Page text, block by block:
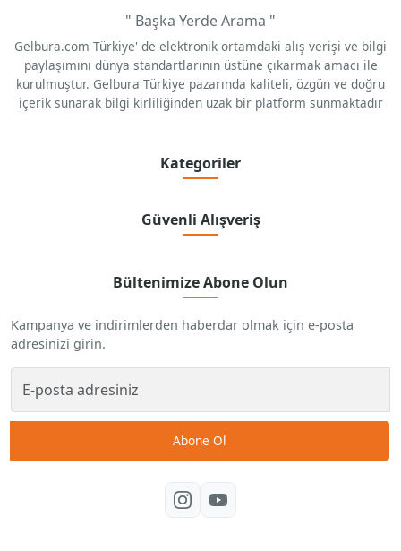
" Başka Yerde Arama "
Gelbura.com Türkiye' de elektronik ortamdaki alış verişi ve bilgi
paylaşımını dünya standartlarının üstüne çıkarmak amacı ile
kurulmuştur. Gelbura Türkiye pazarında kaliteli, özgün ve doğru
içerik sunarak bilgi kirliliğinden uzak bir platform sunmaktadır
Kategoriler
Güvenli Alışveriş
Bültenimize Abone Olun
Kampanya ve indirimlerden haberdar olmak için e-posta
adresinizi girin.
Abone Ol